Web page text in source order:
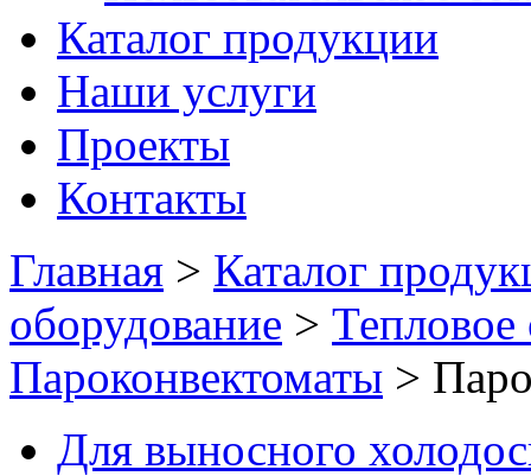
Каталог продукции
Наши услуги
Проекты
Контакты
Главная > Каталог
оборудование > Тепловое
Пароконвектоматы >
Для выносного